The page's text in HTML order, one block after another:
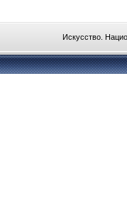
Искусство.